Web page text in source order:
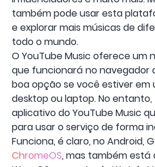
também pode usar esta
e explorar mais músicas de
todo o mundo.
O YouTube Music oferece um
que funcionará no navegador
boa opção se você estiver
desktop ou laptop. No
aplicativo do YouTube Music
para usar o serviço de forma
Funciona, é claro, no Android,
ChromeOS, mas também está